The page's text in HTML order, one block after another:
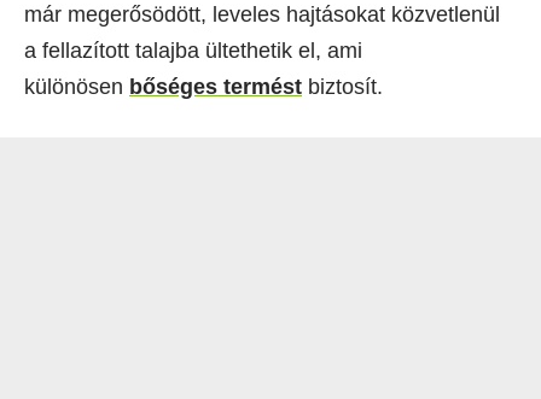
már megerősödött, leveles hajtásokat közvetlenül
a fellazított talajba ültethetik el, ami
különösen bőséges termést biztosít.